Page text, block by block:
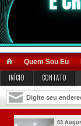
Quem Sou Eu
INÍCIO CONTATO